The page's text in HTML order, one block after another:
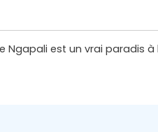
est un vrai paradis à